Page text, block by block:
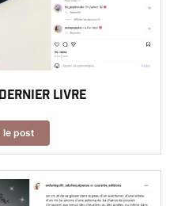
dernier livre
le post